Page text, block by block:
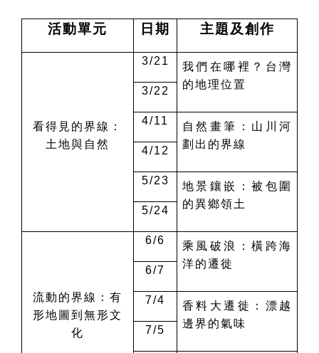
活動單元 日期 主題及創作
看得見的界線：
土地與自然
3/21
我們在哪裡？台灣
的地理位置
3/22
4/11
自然畫筆：山川河
劃出的界線
4/12
5/23
地景鑲嵌：被包圍
的異鄉領土
5/24
流動的界線：有
形地圖到無形文
化
6/6
乘風破浪：橫跨海
洋的遷徙
6/7
7/4
香料大遷徙：漂越
邊界的氣味
7/5